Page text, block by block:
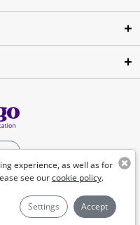
experience, as well as for
see ourcookie policy.
Settings Accept